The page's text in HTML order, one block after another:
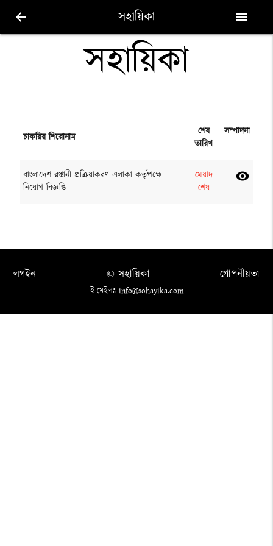
arrow_back সহায়িকা menu
সহায়িকা
চাকরির শিরোনাম
শেষ
তারিখ
সম্পাদনা
বাংলাদেশ রপ্তানী প্রক্রিয়াকরণ এলাকা কর্তৃপক্ষে
নিয়োগ বিজ্ঞপ্তি
মেয়াদ
শেষ
visibility
লগইন গোপনীয়তা
© সহায়িকা
ই-মেইলঃ info@sohayika.com